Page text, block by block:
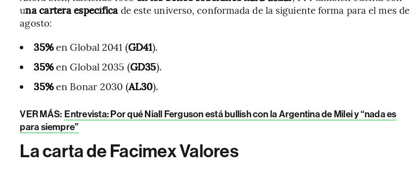
una cartera específicade este universo, conformada de la siguiente forma para el mes de
agosto:
35%en Global 2041 (GD41).
35%en Global 2035 (GD35).
35%en Bonar 2030 (AL30).
VER MÁS: Entrevista: Por qué Niall Ferguson está bullish con la Argentina de Milei y “nada es
para siempre”
La carta de Facimex Valores